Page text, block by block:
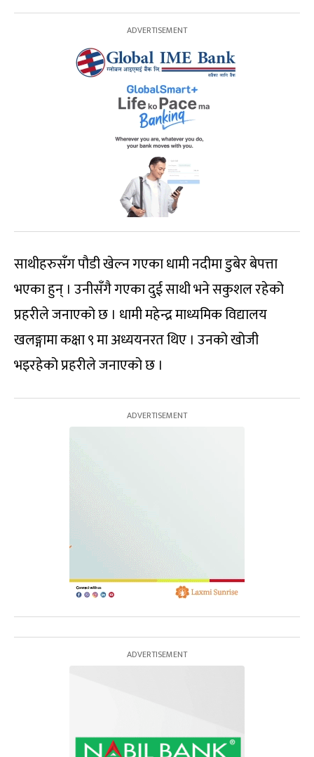
साथीहरुसँग पौडी खेल्न गएका धामी नदीमा डुबेर बेपत्ता
भएका हुन् । उनीसँगै गएका दुई साथी भने सकुशल रहेको
प्रहरीले जनाएको छ । धामी महेन्द्र माध्यमिक विद्यालय
खलङ्गामा कक्षा ९ मा अध्ययनरत थिए । उनको खोजी
भइरहेको प्रहरीले जनाएको छ ।